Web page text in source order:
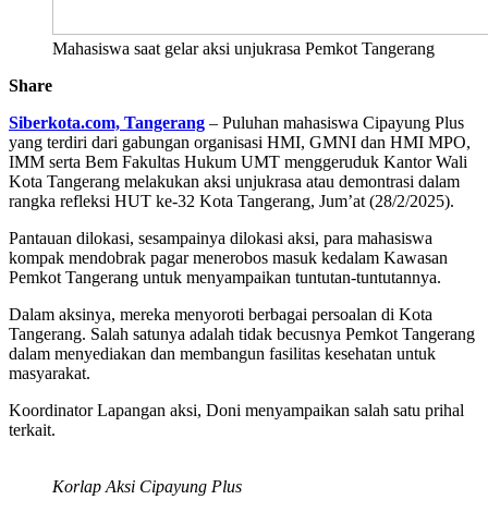
Mahasiswa saat gelar aksi unjukrasa Pemkot Tangerang
Share
Siberkota.com, Tangerang – Puluhan mahasiswa Cipayung Plus
yang terdiri dari gabungan organisasi HMI, GMNI dan HMI MPO,
IMM serta Bem Fakultas Hukum UMT menggeruduk Kantor Wali
Kota Tangerang melakukan aksi unjukrasa atau demontrasi dalam
rangka refleksi HUT ke-32 Kota Tangerang, Jum’at (28/2/2025).
Pantauan dilokasi, sesampainya dilokasi aksi, para mahasiswa
kompak mendobrak pagar menerobos masuk kedalam Kawasan
Pemkot Tangerang untuk menyampaikan tuntutan-tuntutannya.
Dalam aksinya, mereka menyoroti berbagai persoalan di Kota
Tangerang. Salah satunya adalah tidak becusnya Pemkot Tangerang
dalam menyediakan dan membangun fasilitas kesehatan untuk
masyarakat.
Koordinator Lapangan aksi, Doni menyampaikan salah satu prihal
terkait.
Korlap Aksi Cipayung Plus